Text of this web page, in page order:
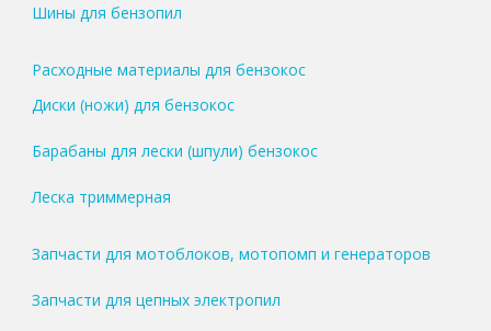
Шины для бензопил
Расходные материалы для бензокос
Диски (ножи) для бензокос
Барабаны для лески (шпули) бензокос
Леска триммерная
Запчасти для мотоблоков, мотопомп и генераторов
Запчасти для цепных электропил